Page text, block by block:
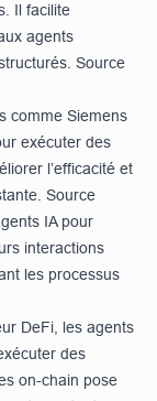
Il facilite
agents
Source
comme Siemens
exécuter des
l’efficacité et
Source
IA pour
interactions
les processus
DeFi, les agents
des
on-chain pose